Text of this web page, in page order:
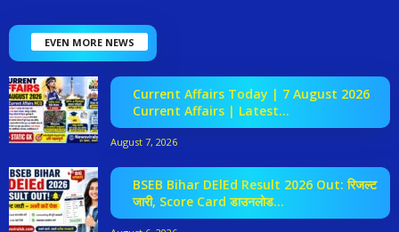
EVEN MORE NEWS
Current Affairs Today | 7 August 2026
Current Affairs | Latest...
August 7, 2026
BSEB Bihar DElEd Result 2026 Out: रिजल्ट
जारी, Score Card डाउनलोड...